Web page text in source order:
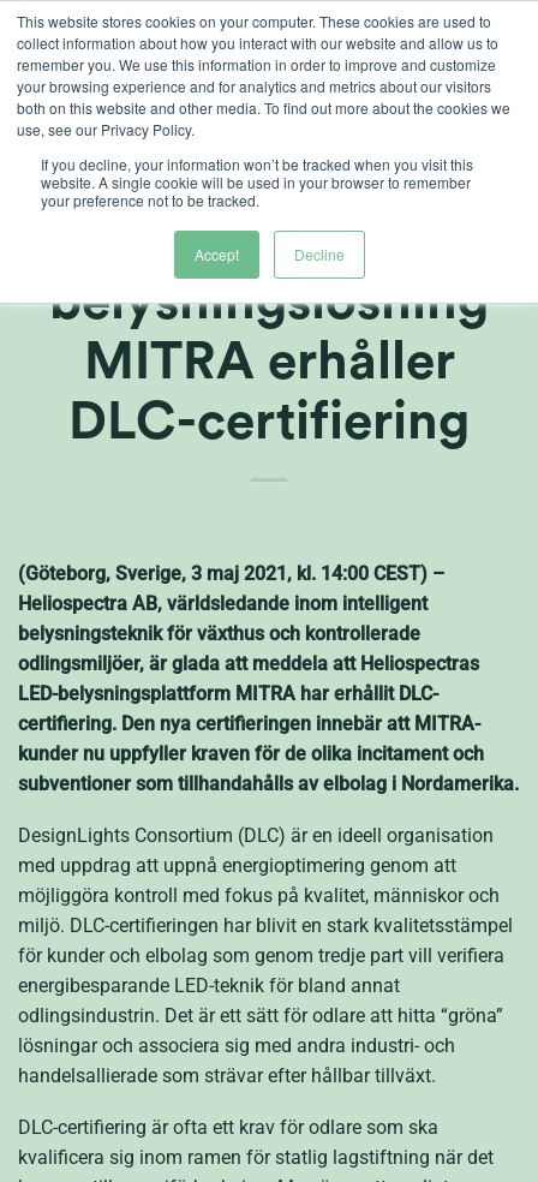
This website stores cookies on your computer. These cookies are used to
collect information about how you interact with our website and allow us to
remember you. We use this information in order to improve and customize
your browsing experience and for analytics and metrics about our visitors
both on this website and other media. To find out more about the cookies we
use, see our Privacy Policy.
If you decline, your information won’t be tracked when you visit this
website. A single cookie will be used in your browser to remember
your preference not to be tracked.
Accept Decline
Skip
content
Heliospectras
LED-
belysningslösning
MITRA erhåller
DLC-certifiering
(Göteborg, Sverige, 3 maj 2021, kl. 14:00 CEST) –
Heliospectra AB, världsledande inom intelligent
belysningsteknik för växthus och kontrollerade
odlingsmiljöer, är glada att meddela att Heliospectras
LED-belysningsplattform MITRA har erhållit DLC-
certifiering. Den nya certifieringen innebär att MITRA-
kunder nu uppfyller kraven för de olika incitament och
subventioner som tillhandahålls av elbolag i Nordamerika.
DesignLights Consortium (DLC) är en ideell organisation
med uppdrag att uppnå energioptimering genom att
möjliggöra kontroll med fokus på kvalitet, människor och
miljö. DLC-certifieringen har blivit en stark kvalitetsstämpel
för kunder och elbolag som genom tredje part vill verifiera
energibesparande LED-teknik för bland annat
odlingsindustrin. Det är ett sätt för odlare att hitta “gröna”
lösningar och associera sig med andra industri- och
handelsallierade som strävar efter hållbar tillväxt.
DLC-certifiering är ofta ett krav för odlare som ska
kvalificera sig inom ramen för statlig lagstiftning när det